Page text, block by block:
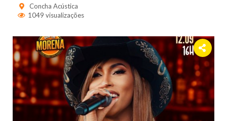
Concha Acústica
1049 visualizações